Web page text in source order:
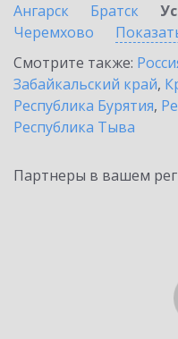
Ангарск
Братск
Черемхово
Смотрите также:
Забайкальский край,
Республика Бурятия,
Республика Тыва
Партнеры в вашем